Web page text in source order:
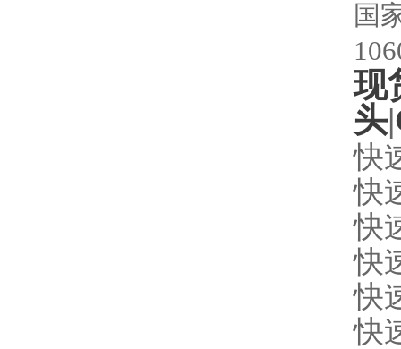
国
现
头|
快
快
快
快
快
快